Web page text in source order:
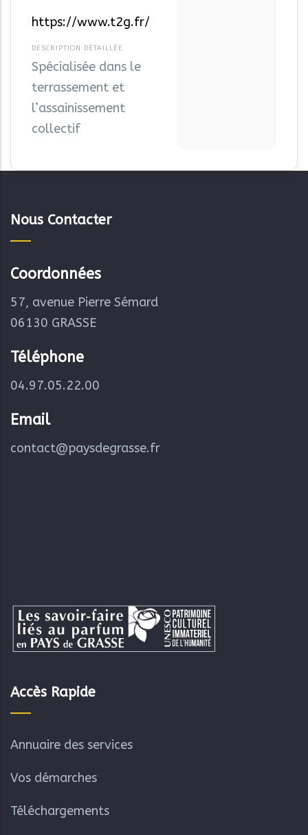
https://www.t2g.fr/
Spécialisée dans le
terrassement et
l’assainissement
collectif
Nous Contacter
Coordonnées
57, avenue Pierre Sémard
06130 GRASSE
Téléphone
04.97.05.22.00
Email
contact@paysdegrasse.fr
Accès Rapide
Annuaire des services
Vos démarches
Téléchargements